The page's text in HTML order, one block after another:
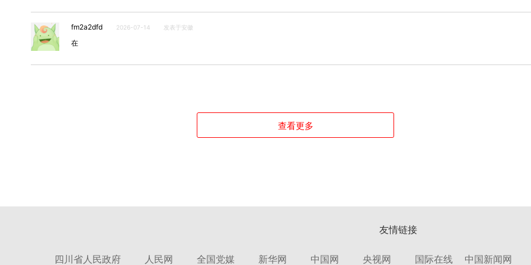
fm2a2dfd 2026-07-14 发表于安徽
在
查看更多
友情链接
四川省人民政府 人民网 全国党媒 新华网 中国网 央视网 国际在线 中国新闻网